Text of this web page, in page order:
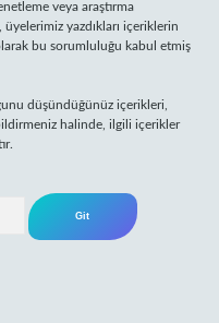
veya araştırma
yazdıkları içeriklerin
bu sorumluluğu kabul etmiş
düşündüğünüz içerikleri,
halinde, ilgili içerikler